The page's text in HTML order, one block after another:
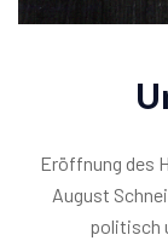
Eröffnung des
August
politisch